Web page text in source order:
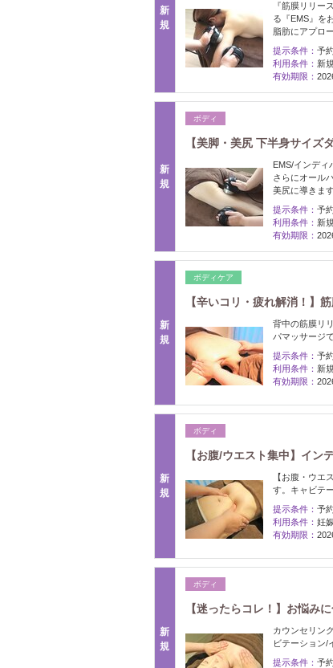
新
規
『筋膜リリー
る『EMS』を
脂肪にアプロ
提示条件： 予
利用条件： 新
有効期限：
新
規
ボディ
【美脚・美尻 下半身サイ
EMS/インディ
さらにオール
美尻に導きます
提示条件： 予
利用条件： 新
有効期限：
新
規
ボディケア
【辛いコリ・疲れ解消！】
背中の筋膜リ
パマッサージ
提示条件： 予
利用条件： 新
有効期限：
新
規
ボディ
【お腹/ウエスト集中】イ
【お腹・ウエ
す。キャビテ
提示条件： 予
利用条件： 妊
有効期限：
新
規
ボディ
【迷ったらコレ！】お悩み
カウンセリン
ビテーション/
提示条件： 予